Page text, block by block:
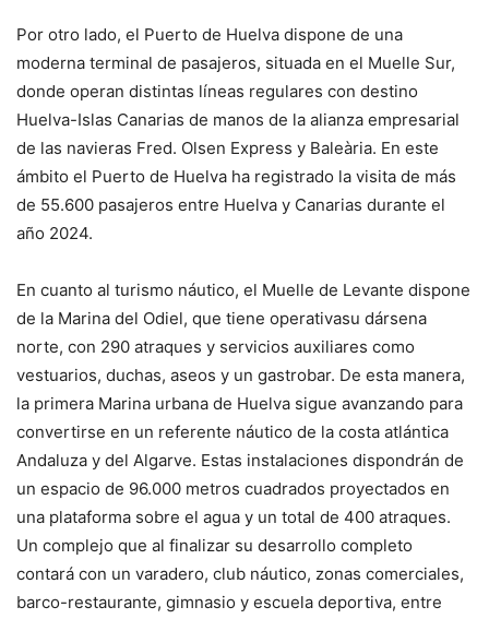
Por otro lado, el Puerto de Huelva dispone de una
moderna terminal de pasajeros, situada en el Muelle Sur,
donde operan distintas líneas regulares con destino
Huelva-Islas Canarias de manos de la alianza empresarial
de las navieras Fred. Olsen Express y Baleària. En este
ámbito el Puerto de Huelva ha registrado la visita de más
de 55.600 pasajeros entre Huelva y Canarias durante el
año 2024.
En cuanto al turismo náutico, el Muelle de Levante dispone
de la Marina del Odiel, que tiene operativasu dársena
norte, con 290 atraques y servicios auxiliares como
vestuarios, duchas, aseos y un gastrobar. De esta manera,
la primera Marina urbana de Huelva sigue avanzando para
convertirse en un referente náutico de la costa atlántica
Andaluza y del Algarve. Estas instalaciones dispondrán de
un espacio de 96.000 metros cuadrados proyectados en
una plataforma sobre el agua y un total de 400 atraques.
Un complejo que al finalizar su desarrollo completo
contará con un varadero, club náutico, zonas comerciales,
barco-restaurante, gimnasio y escuela deportiva, entre